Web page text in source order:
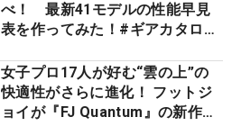
べ！ 最新41モデルの性能早見
表を作ってみた！#ギアカタログ
女子プロ17人が好む“雲の上”の
快適性がさらに進化！ フットジ
ョイが『FJ Quantum』の新作を